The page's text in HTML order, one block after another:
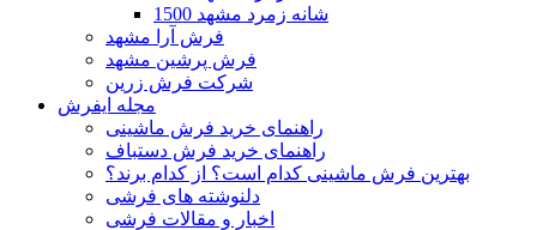
1500 شانه زمرد مشهد
فرش آرا مشهد
فرش پرشین مشهد
شرکت فرش زرین
مجله ایفرش
راهنمای خرید فرش ماشینی
راهنمای خرید فرش دستباف
بهترین فرش ماشینی کدام است؟ از کدام برند؟
دلنوشته های فرشی
اخبار و مقالات فرشی